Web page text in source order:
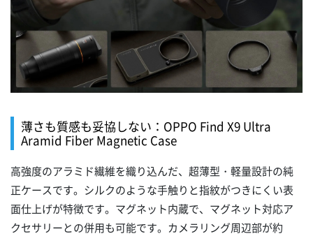
薄さも質感も妥協しない：OPPO Find X9 Ultra
Aramid Fiber Magnetic Case
高強度のアラミド繊維を織り込んだ、超薄型・軽量設計の純
正ケースです。シルクのような手触りと指紋がつきにくい表
面仕上げが特徴です。マグネット内蔵で、マグネット対応ア
クセサリーとの併用も可能です。カメラリング周辺部が約